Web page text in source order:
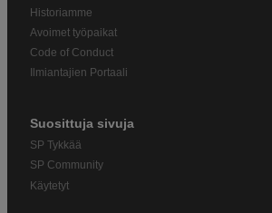
Historiamme
Avoimet työpaikat
Code of Conduct
Ilmiantajien Portaali
Suosittuja sivuja
SP Tykkää
SP Community
Käytetyt